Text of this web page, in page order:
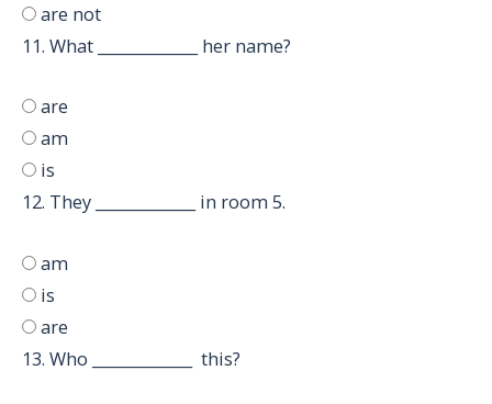
are not
11. What _____________ her name?
are
am
is
12. They _____________ in room 5.
am
is
are
13. Who _____________ this?